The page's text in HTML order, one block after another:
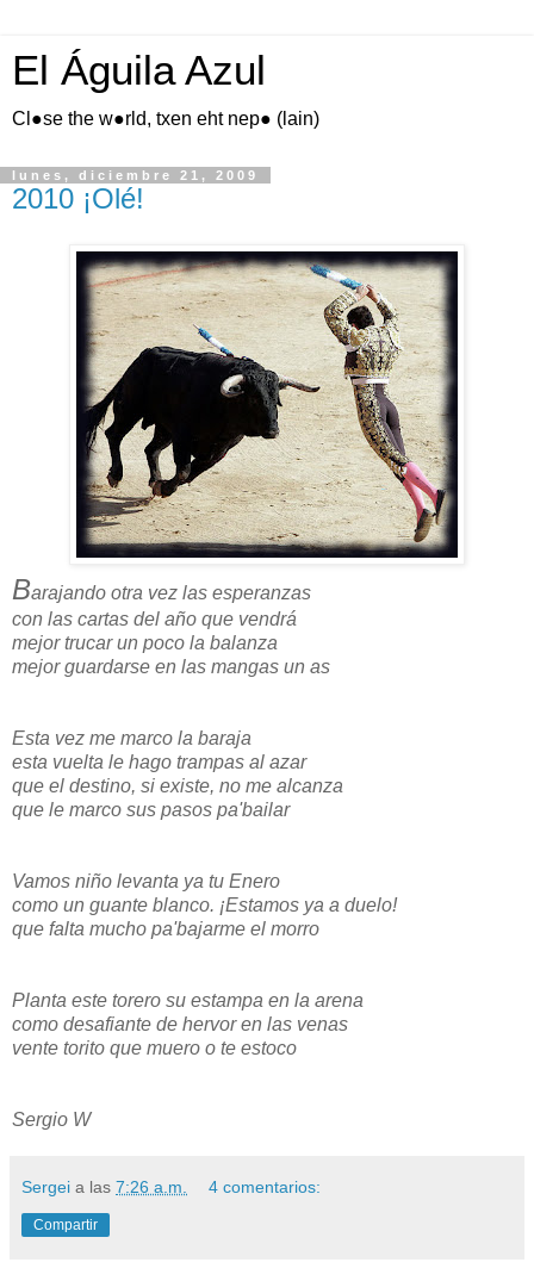
El Águila Azul
Cl●se the w●rld, txen eht nep● (lain)
lunes, diciembre 21, 2009
2010 ¡Olé!
Barajando otra vez las esperanzas
con las cartas del año que vendrá
mejor trucar un poco la balanza
mejor guardarse en las mangas un as
Esta vez me marco la baraja
esta vuelta le hago trampas al azar
que el destino, si existe, no me alcanza
que le marco sus pasos pa'bailar
Vamos niño levanta ya tu Enero
como un guante blanco. ¡Estamos ya a duelo!
que falta mucho pa'bajarme el morro
Planta este torero su estampa en la arena
como desafiante de hervor en las venas
vente torito que muero o te estoco
Sergio W
Sergei a las 7:26 a.m. 4 comentarios:
Compartir